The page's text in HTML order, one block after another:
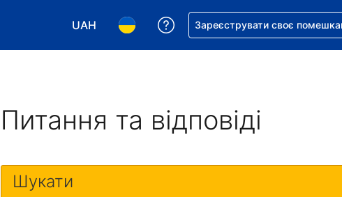
UAH
Виберіть валюту. Ваша поточна валюта:
Виберіть мову. Ваша поточна мова:
Отримайте допомогу з
Зареєструвати своє
Питання та відповіді
Шукати